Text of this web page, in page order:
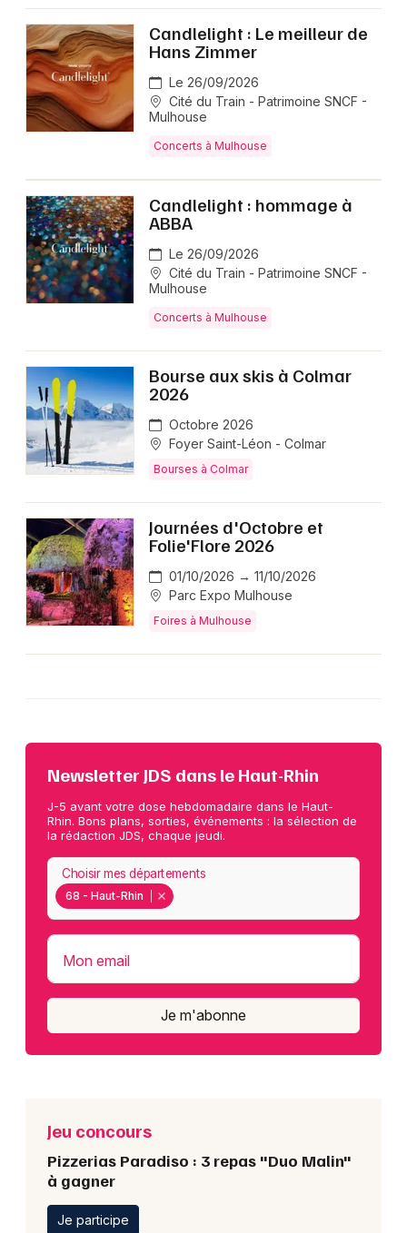
Candlelight : Le meilleur de
Hans Zimmer
Le 26/09/2026
Cité du Train - Patrimoine SNCF -
Mulhouse
Concerts à Mulhouse
Candlelight : hommage à
ABBA
Le 26/09/2026
Cité du Train - Patrimoine SNCF -
Mulhouse
Concerts à Mulhouse
Bourse aux skis à Colmar
2026
Octobre 2026
Foyer Saint-Léon - Colmar
Bourses à Colmar
Journées d'Octobre et
Folie'Flore 2026
01/10/2026 → 11/10/2026
Parc Expo Mulhouse
Foires à Mulhouse
Newsletter JDS dans le Haut-Rhin
J-5 avant votre dose hebdomadaire dans le Haut-
Rhin. Bons plans, sorties, événements : la sélection de
la rédaction JDS, chaque jeudi.
68 - Haut-Rhin
Choisir mes départements
Mon email
Je m'abonne
Jeu concours
Pizzerias Paradiso : 3 repas "Duo Malin"
à gagner
Je participe